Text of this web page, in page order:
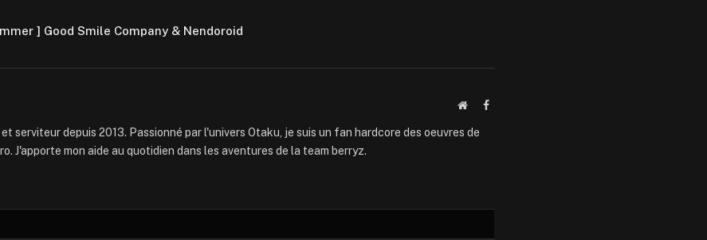
] Good Smile Company & Nendoroid
WebsiteFacebook
serviteur depuis 2013. Passionné par l'univers Otaku, je suis un fan hardcore des oeuvres de
J'apporte mon aide au quotidien dans les aventures de la team berryz.